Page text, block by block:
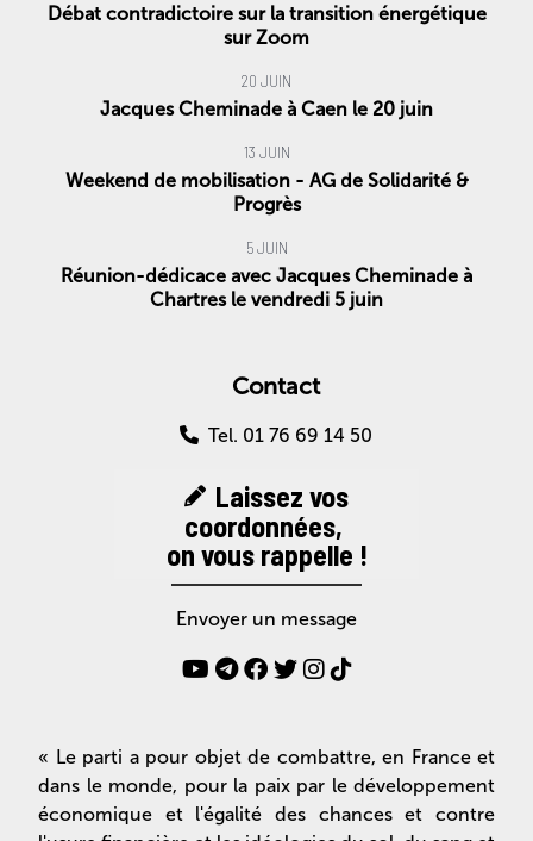
Débat contradictoire sur la transition énergétique
sur Zoom
20 JUIN
Jacques Cheminade à Caen le 20 juin
13 JUIN
Weekend de mobilisation - AG de Solidarité &
Progrès
5 JUIN
Réunion-dédicace avec Jacques Cheminade à
Chartres le vendredi 5 juin
Contact
Tel. 01 76 69 14 50
Laissez vos
coordonnées,
on vous rappelle !
Envoyer un message
« Le parti a pour objet de combattre, en France et
dans le monde, pour la paix par le développement
économique et l'égalité des chances et contre